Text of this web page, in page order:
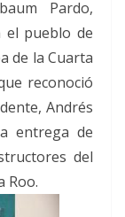
Pardo,
el pueblo de
de la Cuarta
reconoció
Andrés
entrega de
del
Roo.